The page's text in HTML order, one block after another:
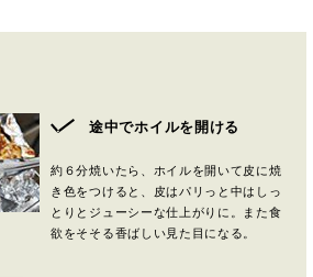
途中でホイルを開ける
約６分焼いたら、ホイルを開いて皮に焼
き色をつけると、皮はパリっと中はしっ
とりとジューシーな仕上がりに。また食
欲をそそる香ばしい見た目になる。